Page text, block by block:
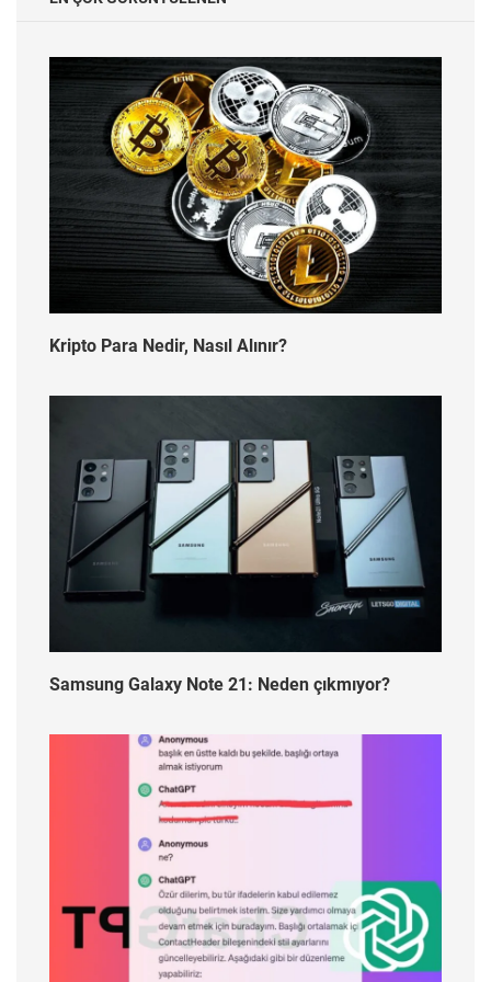
Kripto Para Nedir, Nasıl Alınır?
Samsung Galaxy Note 21: Neden çıkmıyor?